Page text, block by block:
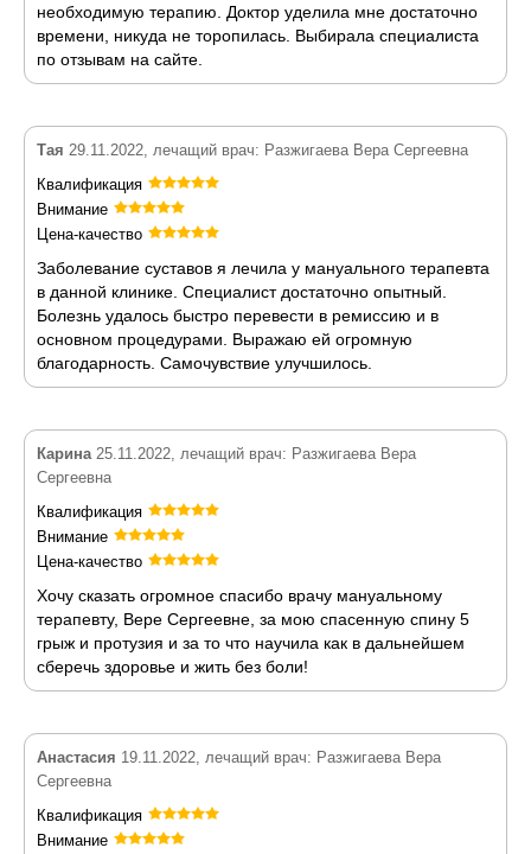
необходимую терапию. Доктор уделила мне достаточно
времени, никуда не торопилась. Выбирала специалиста
по отзывам на сайте.
Тая 29.11.2022, лечащий врач: Разжигаева Вера Сергеевна
Квалификация
Внимание
Цена-качество
Заболевание суставов я лечила у мануального терапевта
в данной клинике. Специалист достаточно опытный.
Болезнь удалось быстро перевести в ремиссию и в
основном процедурами. Выражаю ей огромную
благодарность. Самочувствие улучшилось.
Карина 25.11.2022, лечащий врач: Разжигаева Вера
Сергеевна
Квалификация
Внимание
Цена-качество
Хочу сказать огромное спасибо врачу мануальному
терапевту, Вере Сергеевне, за мою спасенную спину 5
грыж и протузия и за то что научила как в дальнейшем
сберечь здоровье и жить без боли!
Анастасия 19.11.2022, лечащий врач: Разжигаева Вера
Сергеевна
Квалификация
Внимание